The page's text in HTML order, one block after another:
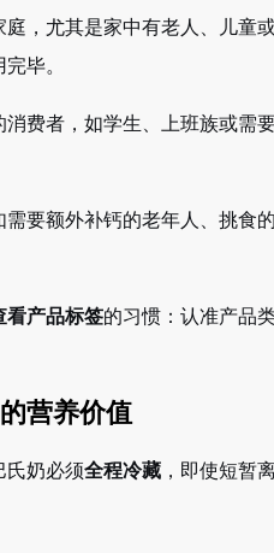
庭，尤其是家中有老人、儿童
毕。
消费者，如学生、上班族或需
需要额外补钙的老年人、挑食
看产品标签的习惯：认准产品
营养价值
氏奶必须全程冷藏 ，即使短暂